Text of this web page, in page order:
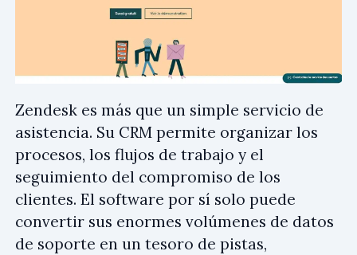
Zendesk es más que un simple servicio de
asistencia. Su CRM permite organizar los
procesos, los flujos de trabajo y el
seguimiento del compromiso de los
clientes. El software por sí solo puede
convertir sus enormes volúmenes de datos
de soporte en un tesoro de pistas,